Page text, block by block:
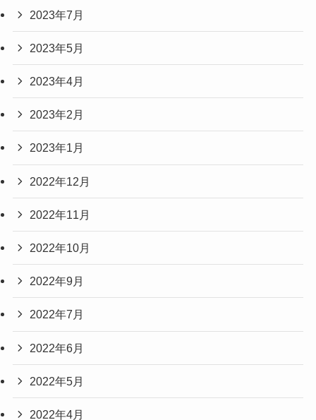
2023年7月
2023年5月
2023年4月
2023年2月
2023年1月
2022年12月
2022年11月
2022年10月
2022年9月
2022年7月
2022年6月
2022年5月
2022年4月